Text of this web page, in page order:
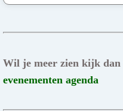
Wil je meer zien kijk dan
evenementen agenda